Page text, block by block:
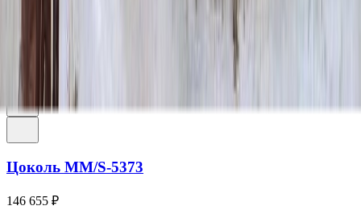
ухоженное мемориальное пространство, место для тишины и
Рекомендации товаров
Цоколь ММ/S-5373
146 655 ₽